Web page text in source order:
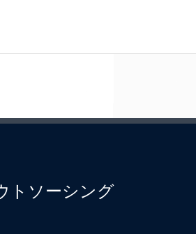
トソーシング